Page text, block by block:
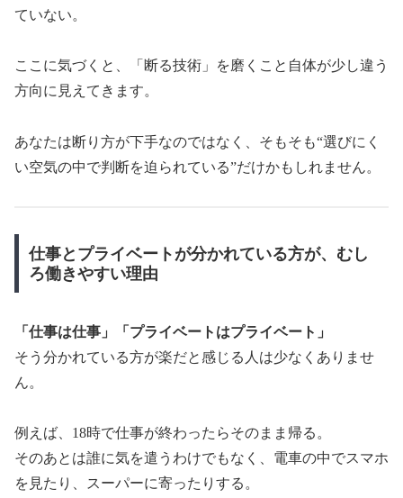
ていない。
ここに気づくと、「断る技術」を磨くこと自体が少し違う
方向に見えてきます。
あなたは断り方が下手なのではなく、そもそも“選びにく
い空気の中で判断を迫られている”だけかもしれません。
仕事とプライベートが分かれている方が、むし
ろ働きやすい理由
「仕事は仕事」「プライベートはプライベート」
そう分かれている方が楽だと感じる人は少なくありませ
ん。
例えば、18時で仕事が終わったらそのまま帰る。
そのあとは誰に気を遣うわけでもなく、電車の中でスマホ
を見たり、スーパーに寄ったりする。